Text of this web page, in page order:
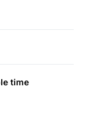
time